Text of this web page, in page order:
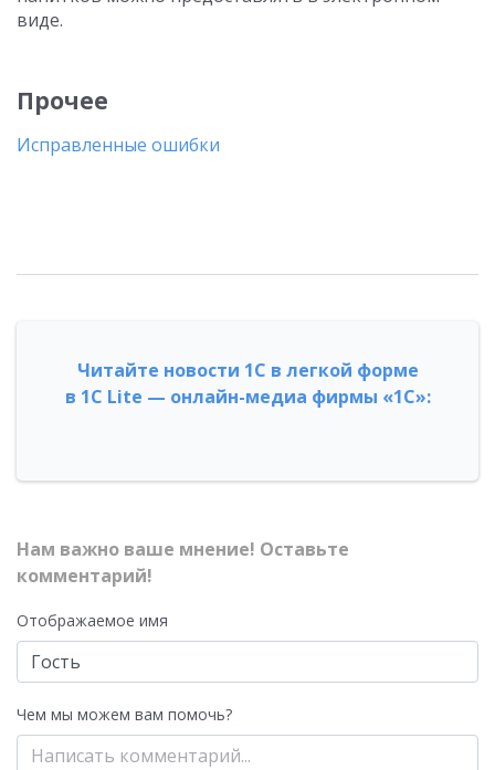
виде.
Прочее
Исправленные ошибки
Читайте новости 1С в легкой форме
в 1С Lite — онлайн-медиа фирмы «1С»:
Нам важно ваше мнение! Оставьте
комментарий!
Отображаемое имя
Чем мы можем вам помочь?